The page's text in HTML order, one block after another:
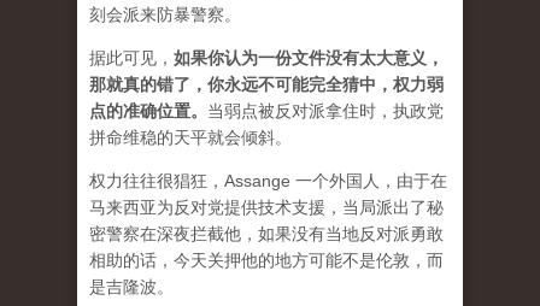
刻会派来防暴警察。
据此可见， 如果你认为一份文件没有太大意义，
那就真的错了，你永远不可能完全猜中，权力弱
点的准确位置。 当弱点被反对派拿住时，执政党
拼命维稳的天平就会倾斜。
权力往往很猖狂，Assange 一个外国人，由于在
马来西亚为反对党提供技术支援，当局派出了秘
密警察在深夜拦截他，如果没有当地反对派勇敢
相助的话，今天关押他的地方可能不是伦敦，而
是吉隆波。